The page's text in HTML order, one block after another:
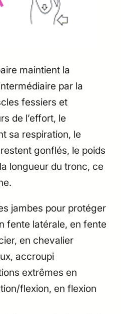
maintient la
par la
fessiers et
de l’effort, le
sa respiration, le
gonflés, le poids
longueur du tronc, ce
jambes pour protéger
fente latérale, en fente
en chevalier
accroupi
extrêmes en
flexion, en flexion